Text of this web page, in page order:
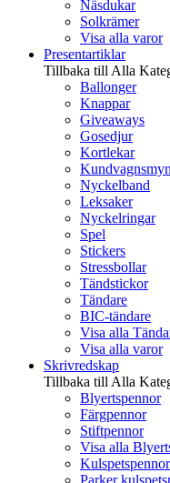
Näsdukar
Solkrämer
Visa alla varor
Presentartiklar
Tillbaka till Alla
Ballonger
Knappar
Giveaways
Gosedjur
Kortlekar
Nyckelband
Leksaker
Nyckelringar
Spel
Stickers
Stressbollar
Tändstickor
Tändare
BIC-tändare
Visa alla
Visa alla varor
Skrivredskap
Tillbaka till Alla
Blyertspennor
Färgpennor
Stiftpennor
Visa alla
Kulspetspennor
Parker